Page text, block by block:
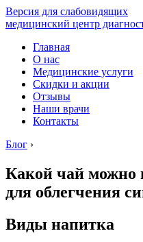
Версия для слабовидящих
медицинский центр
Главная
О нас
Медицинские услуги
Скидки и акции
Отзывы
Наши врачи
Контакты
Блог ›
Какой чай можно
для облегчения
Виды напитка